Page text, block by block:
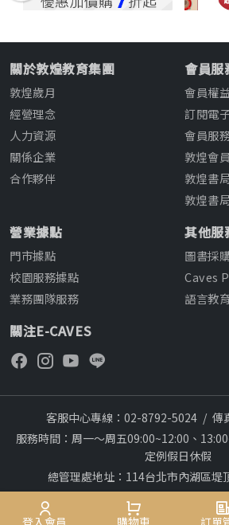
關於敦煌教育集團
敦煌歲月
經營理念
人力資源
關係企業
合作夥伴
會員服
會員權
訂閱電
會員服
敦煌會
敦煌書
敦煌書
營業據點
門市據點
校園服務據點
業務團隊服務
其他服
圖書採
Caves
語言教
關注E-CAVES
客服中心專線：02-8792-5024 / 傳
服務時間：周一～周五09:00~12:00、
定例假日休假
總管理處地址：114台北市內湖區堤
本網站建議採用chrome瀏覽器
Copyright © 2012~All rights